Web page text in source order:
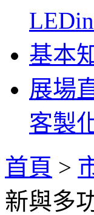
基本
展場
客製
首頁 >
新與多